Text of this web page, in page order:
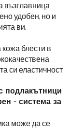
възглавница
удобен, но и
ви.
блести в
си еластичност
подлакътници
- система за
може да се